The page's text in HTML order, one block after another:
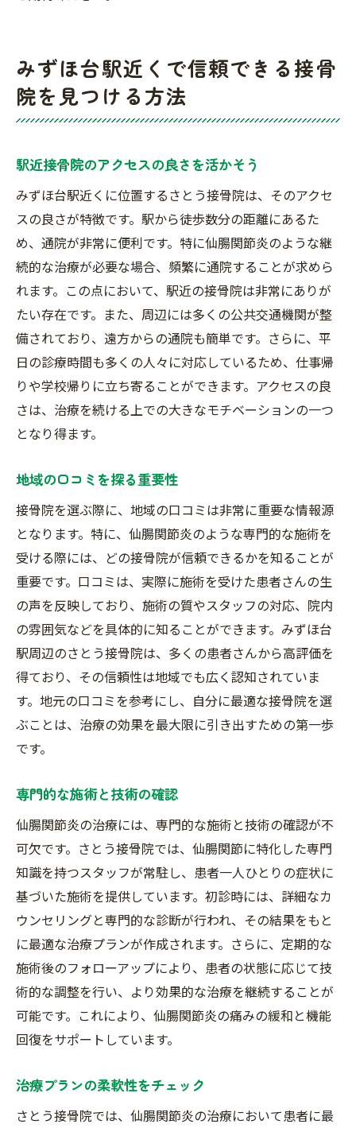
みずほ台駅近くで信頼できる接骨
院を見つける方法
駅近接骨院のアクセスの良さを活かそう
みずほ台駅近くに位置するさとう接骨院は、そのアクセ
スの良さが特徴です。駅から徒歩数分の距離にあるた
め、通院が非常に便利です。特に仙腸関節炎のような継
続的な治療が必要な場合、頻繁に通院することが求めら
れます。この点において、駅近の接骨院は非常にありが
たい存在です。また、周辺には多くの公共交通機関が整
備されており、遠方からの通院も簡単です。さらに、平
日の診療時間も多くの人々に対応しているため、仕事帰
りや学校帰りに立ち寄ることができます。アクセスの良
さは、治療を続ける上での大きなモチベーションの一つ
となり得ます。
地域の口コミを探る重要性
接骨院を選ぶ際に、地域の口コミは非常に重要な情報源
となります。特に、仙腸関節炎のような専門的な施術を
受ける際には、どの接骨院が信頼できるかを知ることが
重要です。口コミは、実際に施術を受けた患者さんの生
の声を反映しており、施術の質やスタッフの対応、院内
の雰囲気などを具体的に知ることができます。みずほ台
駅周辺のさとう接骨院は、多くの患者さんから高評価を
得ており、その信頼性は地域でも広く認知されていま
す。地元の口コミを参考にし、自分に最適な接骨院を選
ぶことは、治療の効果を最大限に引き出すための第一歩
です。
専門的な施術と技術の確認
仙腸関節炎の治療には、専門的な施術と技術の確認が不
可欠です。さとう接骨院では、仙腸関節に特化した専門
知識を持つスタッフが常駐し、患者一人ひとりの症状に
基づいた施術を提供しています。初診時には、詳細なカ
ウンセリングと専門的な診断が行われ、その結果をもと
に最適な治療プランが作成されます。さらに、定期的な
施術後のフォローアップにより、患者の状態に応じて技
術的な調整を行い、より効果的な治療を継続することが
可能です。これにより、仙腸関節炎の痛みの緩和と機能
回復をサポートしています。
治療プランの柔軟性をチェック
さとう接骨院では、仙腸関節炎の治療において患者に最